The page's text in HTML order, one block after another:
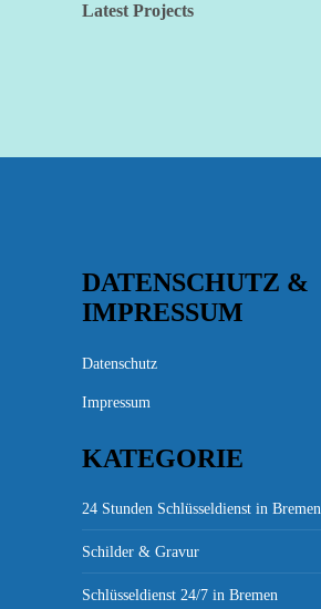
Latest Projects
DATENSCHUTZ &
IMPRESSUM
Datenschutz
Impressum
KATEGORIE
24 Stunden Schlüsseldienst in Bremen
Schilder & Gravur
Schlüsseldienst 24/7 in Bremen